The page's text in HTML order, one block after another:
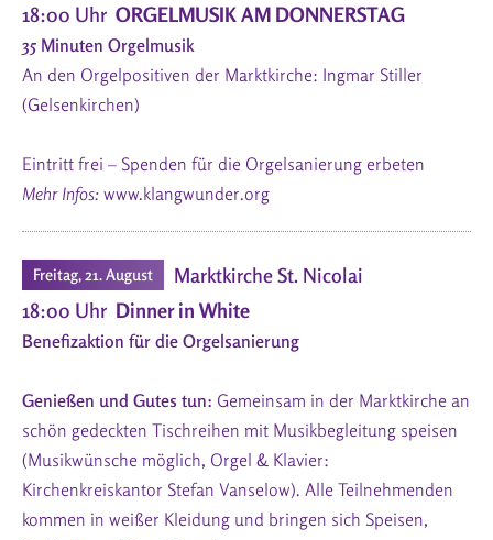
18:00 Uhr ORGELMUSIK AM DONNERSTAG
35 Minuten Orgelmusik
An den Orgelpositiven der Marktkirche: Ingmar Stiller
(Gelsenkirchen)
Eintritt frei – Spenden für die Orgelsanierung erbeten
Mehr Infos: www.klangwunder.org
Freitag, 21. August
Marktkirche St. Nicolai
18:00 Uhr Dinner in White
Benefizaktion für die Orgelsanierung
Genießen und Gutes tun: Gemeinsam in der Marktkirche an
schön gedeckten Tischreihen mit Musikbegleitung speisen
(Musikwünsche möglich, Orgel & Klavier:
Kirchenkreiskantor Stefan Vanselow). Alle Teilnehmenden
kommen in weißer Kleidung und bringen sich Speisen,